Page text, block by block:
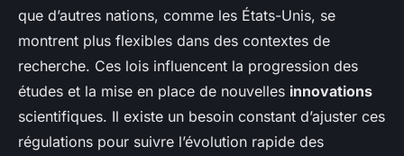
que d’autres nations, comme les États-Unis, se
montrent plus flexibles dans des contextes de
recherche. Ces lois influencent la progression des
études et la mise en place de nouvelles innovations
scientifiques. Il existe un besoin constant d’ajuster ces
régulations pour suivre l’évolution rapide des